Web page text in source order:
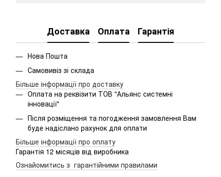
Доставка Оплата Гарантія
Нова Пошта
Самовивіз зі склада
Більше інформації про доставку
Оплата на реквізити ТОВ "Альянс системні
інновації"
Після розміщення та погодження замовлення Вам
буде надіслано рахунок для оплати
Більше інформації про оплату
Гарантія 12 місяців від виробника
Ознайомитись з гарантійними правилами